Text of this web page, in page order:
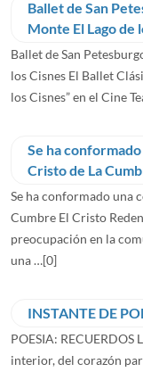
Ballet de San
Monte El Lago de
Ballet de San
los Cisnes El Ballet
los Cisnes” en el Cine
Se ha
Cristo de La
Se ha conformado una
Cumbre El Cristo
preocupación en la
una …[0]
INSTANTE DE
POESIA: RECUERDOS
interior, del corazón